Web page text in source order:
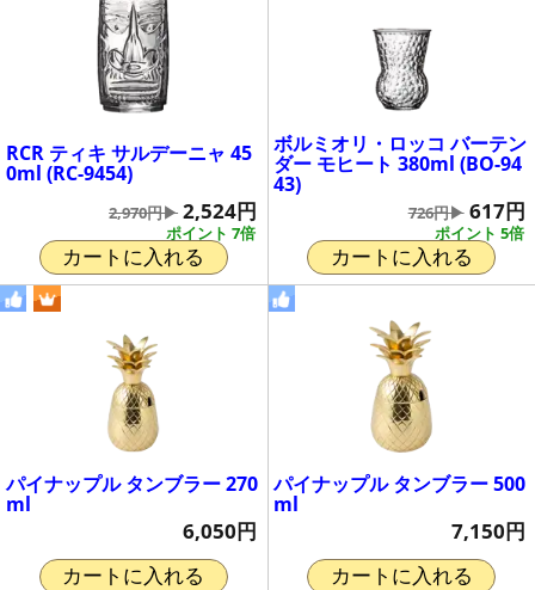
RCR ティキ サルデーニャ 45
0ml (RC-9454)
ポイント 7倍
2,970円▶ 2,524円
カートに入れる
ボルミオリ・ロッコ バーテン
ダー モヒート 380ml (BO-94
43)
ポイント 5倍
726円▶ 617円
カートに入れる
パイナップル タンブラー 270
ml
6,050円
カートに入れる
パイナップル タンブラー 500
ml
7,150円
カートに入れる